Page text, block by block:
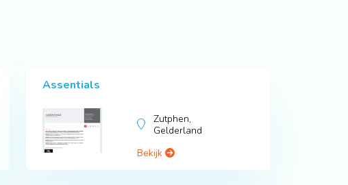
Assentials
Zutphen,
Gelderland
Bekijk